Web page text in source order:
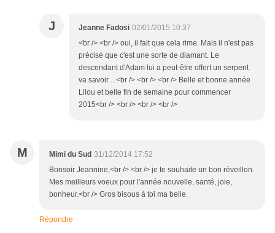
J Jeanne Fadosi 02/01/2015 10:37
<br /> <br /> oui, il fait que cela rime. Mais il n'est pas
précisé que c'est une sorte de diamant. Le
descendant d'Adam lui a peut-être offert un serpent
va savoir ...<br /> <br /> <br /> Belle et bonne année
Lilou et belle fin de semaine pour commencer
2015<br /> <br /> <br /> <br />
M Mimi du Sud 31/12/2014 17:52
Bonsoir Jeannine,<br /> <br /> je te souhaite un bon réveillon.
Mes meilleurs voeux pour l'année nouvelle, santé, joie,
bonheur.<br /> Gros bisous à toi ma belle.
Répondre